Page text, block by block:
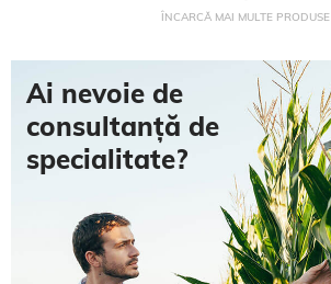
ÎNCARCĂ MAI MULTE PRODUSE
Ai nevoie de
consultanță de
specialitate?